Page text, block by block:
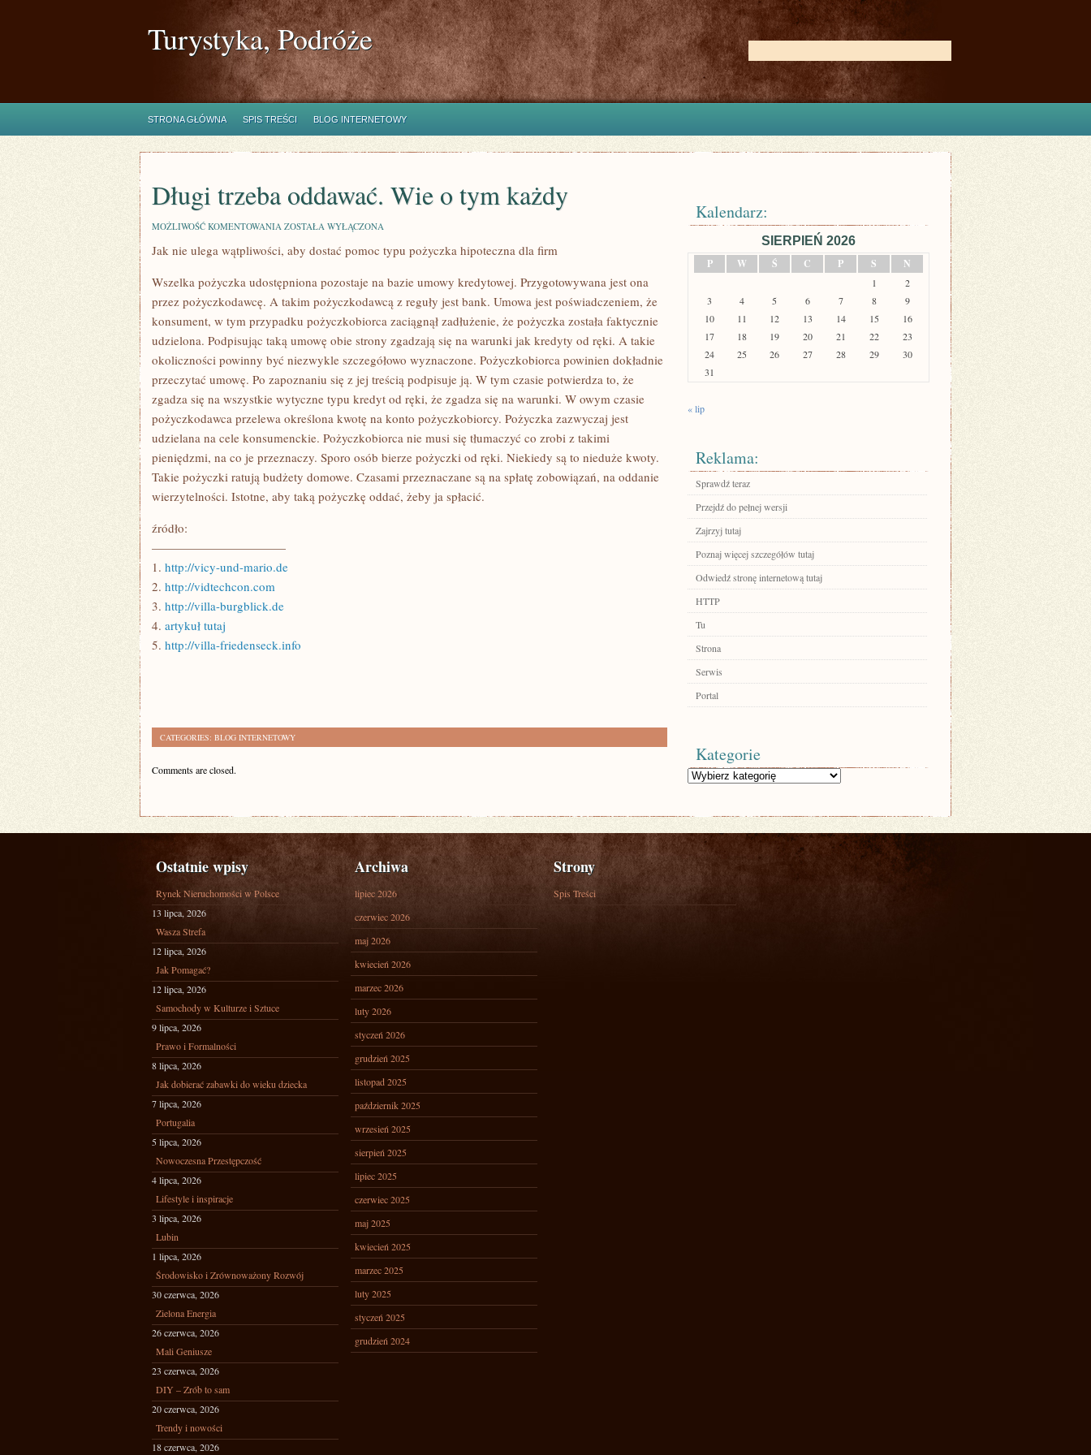
Turystyka, Podróże
STRONA GŁÓWNA SPIS TREŚCI BLOG INTERNETOWY
Długi trzeba oddawać. Wie o tym każdy
MOŻLIWOŚĆ KOMENTOWANIA DŁUGI
ODDAWAĆ.
TYM
KAŻDY
ZOSTAŁA WYŁĄCZONA
Jak nie ulega wątpliwości, aby dostać pomoc typu pożyczka hipoteczna dla firm
Wszelka pożyczka udostępniona pozostaje na bazie umowy kredytowej. Przygotowywana jest ona
przez pożyczkodawcę. A takim pożyczkodawcą z reguły jest bank. Umowa jest poświadczeniem, że
konsument, w tym przypadku pożyczkobiorca zaciągnął zadłużenie, że pożyczka została faktycznie
udzielona. Podpisując taką umowę obie strony zgadzają się na warunki jak kredyty od ręki. A takie
okoliczności powinny być niezwykle szczegółowo wyznaczone. Pożyczkobiorca powinien dokładnie
przeczytać umowę. Po zapoznaniu się z jej treścią podpisuje ją. W tym czasie potwierdza to, że
zgadza się na wszystkie wytyczne typu kredyt od ręki, że zgadza się na warunki. W owym czasie
pożyczkodawca przelewa określona kwotę na konto pożyczkobiorcy. Pożyczka zazwyczaj jest
udzielana na cele konsumenckie. Pożyczkobiorca nie musi się tłumaczyć co zrobi z takimi
pieniędzmi, na co je przeznaczy. Sporo osób bierze pożyczki od ręki. Niekiedy są to nieduże kwoty.
Takie pożyczki ratują budżety domowe. Czasami przeznaczane są na spłatę zobowiązań, na oddanie
wierzytelności. Istotne, aby taką pożyczkę oddać, żeby ja spłacić.
źródło:
———————————
1. http://vicy-und-mario.de
2. http://vidtechcon.com
3. http://villa-burgblick.de
4. artykuł tutaj
5. http://villa-friedenseck.info
CATEGORIES: BLOG INTERNETOWY
Comments are closed.
Kalendarz:
SIERPIEŃ 2026
P
W Ś C P S N
1
2
3
4 5 6 7 8
9
10
11 12 13 14 15
16
17
18 19 20 21 22
23
24
25 26 27 28 29
30
31
« lip
Reklama:
Sprawdź teraz
Przejdź do pełnej wersji
Zajrzyj tutaj
Poznaj więcej szczegółów tutaj
Odwiedź stronę internetową tutaj
HTTP
Tu
Strona
Serwis
Portal
Kategorie
Kategorie
Ostatnie wpisy
Rynek Nieruchomości w Polsce
13 lipca, 2026
Wasza Strefa
12 lipca, 2026
Jak Pomagać?
12 lipca, 2026
Samochody w Kulturze i Sztuce
9 lipca, 2026
Prawo i Formalności
8 lipca, 2026
Jak dobierać zabawki do wieku dziecka
7 lipca, 2026
Portugalia
5 lipca, 2026
Nowoczesna Przestępczość
4 lipca, 2026
Lifestyle i inspiracje
3 lipca, 2026
Lubin
1 lipca, 2026
Środowisko i Zrównoważony Rozwój
30 czerwca, 2026
Zielona Energia
26 czerwca, 2026
Mali Geniusze
23 czerwca, 2026
DIY – Zrób to sam
20 czerwca, 2026
Trendy i nowości
18 czerwca, 2026
Archiwa
lipiec 2026
czerwiec 2026
maj 2026
kwiecień 2026
marzec 2026
luty 2026
styczeń 2026
grudzień 2025
listopad 2025
październik 2025
wrzesień 2025
sierpień 2025
lipiec 2025
czerwiec 2025
maj 2025
kwiecień 2025
marzec 2025
luty 2025
styczeń 2025
grudzień 2024
Strony
Spis Treści